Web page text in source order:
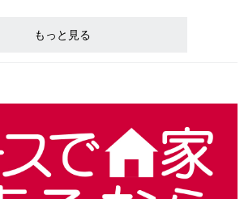
もっと見る